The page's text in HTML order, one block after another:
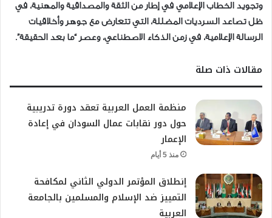
وتجويد الخطاب الإعلامي في إطار من الثقة والمصداقية والمهنية، في
ظل تصاعد السرديات المضللة، التي تتعارض مع جوهر وأخلاقيات
الرسالة الإعلامية، في زمن الذكاء الاصطناعي، وعصر “ما بعد الحقيقة”.
مقالات ذات صلة
منظمة العمل العربية تعقد دورة تدريبية
حول دور نقابات عمال السودان في إعادة
الإعمار
منذ 5 أيام
إنطلاق المؤتمر الدولي الثاني لمكافحة
التمييز ضد الإسلام والمسلمين بالجامعة
العربية